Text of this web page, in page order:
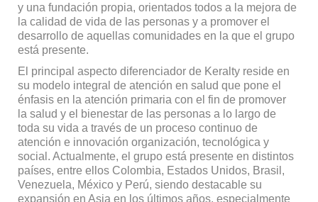
y una fundación propia, orientados todos a la mejora de
la calidad de vida de las personas y a promover el
desarrollo de aquellas comunidades en la que el grupo
está presente.
El principal aspecto diferenciador de Keralty reside en
su modelo integral de atención en salud que pone el
énfasis en la atención primaria con el fin de promover
la salud y el bienestar de las personas a lo largo de
toda su vida a través de un proceso continuo de
atención e innovación organización, tecnológica y
social. Actualmente, el grupo está presente en distintos
países, entre ellos Colombia, Estados Unidos, Brasil,
Venezuela, México y Perú, siendo destacable su
expansión en Asia en los últimos años, especialmente